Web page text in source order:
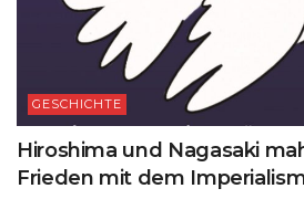
GESCHICHTE
Hiroshima und Nagasaki
Frieden mit dem